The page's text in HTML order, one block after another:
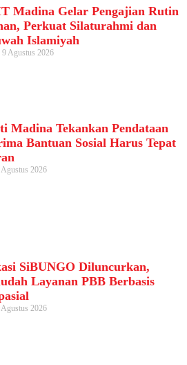
Madina Gelar Pengajian Rutin
Perkuat Silaturahmi dan
Islamiyah
Agustus 2026
Madina Tekankan Pendataan
Bantuan Sosial Harus Tepat
2026
SiBUNGO Diluncurkan,
Layanan PBB Berbasis
2026